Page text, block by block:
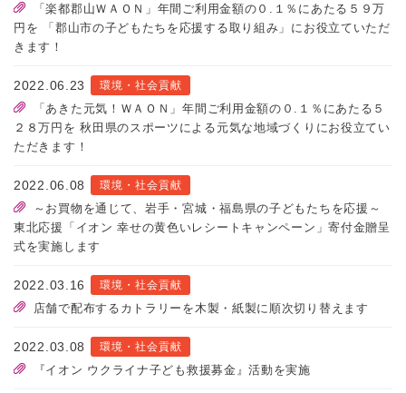
「楽都郡山ＷＡＯＮ」年間ご利用金額の０.１％にあたる５９万
円を 「郡山市の子どもたちを応援する取り組み」にお役立ていただ
きます！
2022.06.23 環境・社会貢献
「あきた元気！ＷＡＯＮ」年間ご利用金額の０.１％にあたる５
２８万円を 秋田県のスポーツによる元気な地域づくりにお役立てい
ただきます！
2022.06.08 環境・社会貢献
～お買物を通じて、岩手・宮城・福島県の子どもたちを応援～
東北応援「イオン 幸せの黄色いレシートキャンペーン」寄付金贈呈
式を実施します
2022.03.16 環境・社会貢献
店舗で配布するカトラリーを木製・紙製に順次切り替えます
2022.03.08 環境・社会貢献
『イオン ウクライナ子ども救援募金』活動を実施